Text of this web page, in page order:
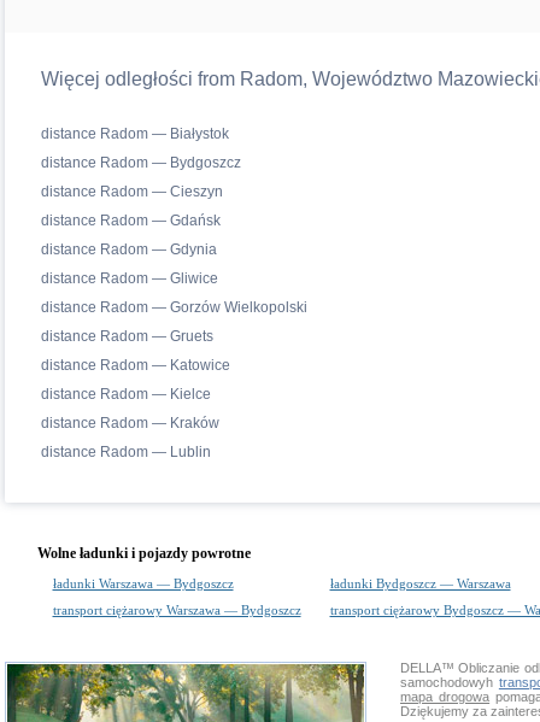
Więcej odległości from Radom, Województwo
distance Radom — Białystok
distance Radom — Bydgoszcz
distance Radom — Cieszyn
distance Radom — Gdańsk
distance Radom — Gdynia
distance Radom — Gliwice
distance Radom — Gorzów Wielkopolski
distance Radom — Gruets
distance Radom — Katowice
distance Radom — Kielce
distance Radom — Kraków
distance Radom — Lublin
Wolne ładunki i pojazdy powrotne
ładunki Warszawa — Bydgoszcz
ładunki Bydgoszcz — Warszawa
transport ciężarowy Warszawa — Bydgoszcz
transport ciężarowy Bydgoszcz —
DELLA™Obliczanie
samochodowyh
mapa drogowa
Dziękujemy za